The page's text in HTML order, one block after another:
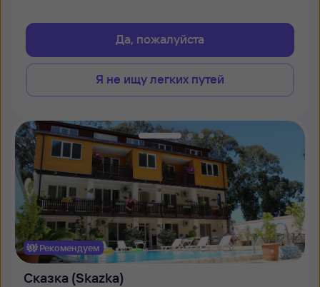
Да, пожалуйста
Я не ищу легких путей
Рекомендуем
Сказка (Skazka)